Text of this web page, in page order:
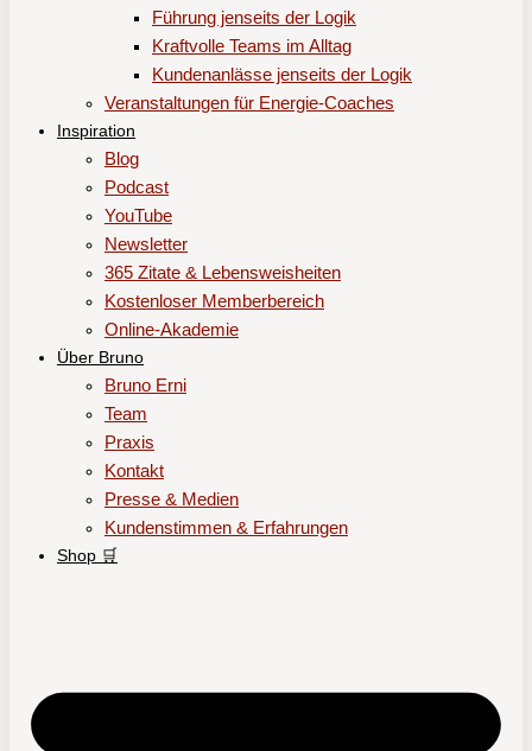
Führung jenseits der Logik
Kraftvolle Teams im Alltag
Kundenanlässe jenseits der Logik
Veranstaltungen für Energie-Coaches
Inspiration
Blog
Podcast
YouTube
Newsletter
365 Zitate & Lebensweisheiten
Kostenloser Memberbereich
Online-Akademie
Über Bruno
Bruno Erni
Team
Praxis
Kontakt
Presse & Medien
Kundenstimmen & Erfahrungen
Shop 🛒